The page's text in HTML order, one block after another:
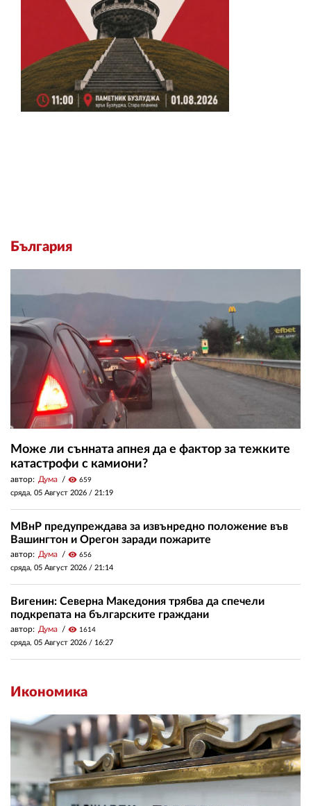
България
Може ли сънната апнея да е фактор за тежките
катастрофи с камиони?
автор: Дума visibility 659
сряда, 05 Август 2026 / 21:19
МВнР предупреждава за извънредно положение във
Вашингтон и Орегон заради пожарите
автор: Дума visibility 656
сряда, 05 Август 2026 / 21:14
Вигенин: Северна Македония трябва да спечели
подкрепата на българските граждани
автор: Дума visibility 1614
сряда, 05 Август 2026 / 16:27
Икономика